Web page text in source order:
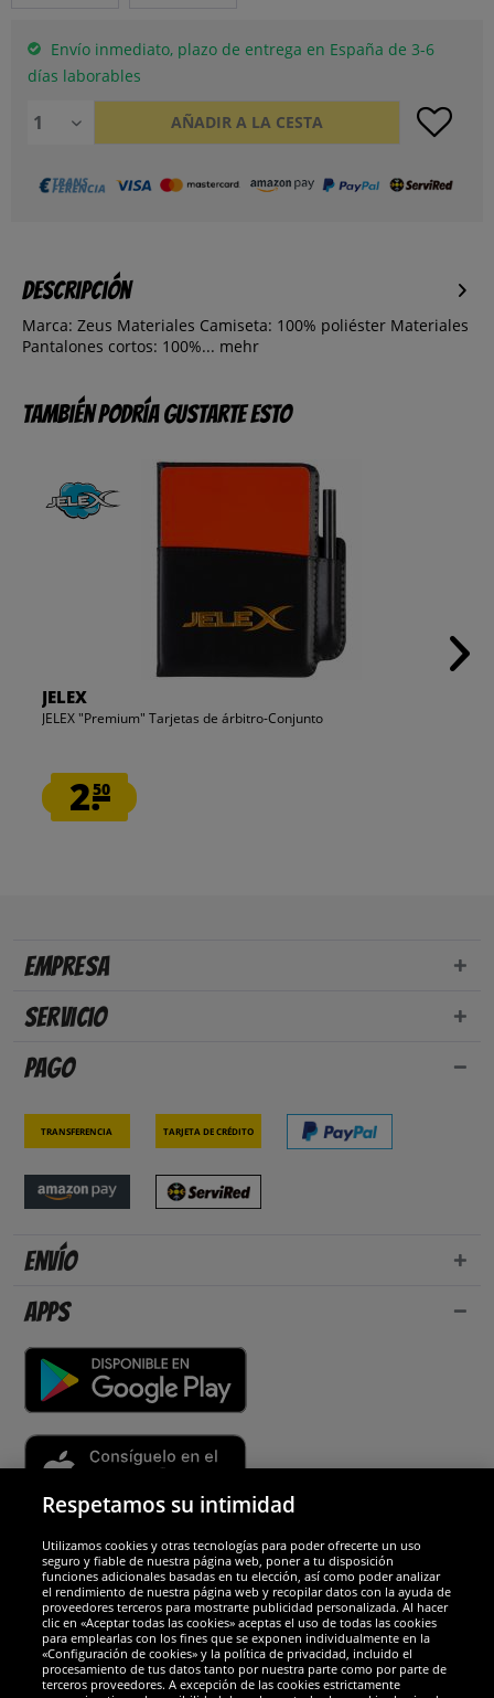
Envío inmediato, plazo de entrega en España de 3-6
días laborables
AÑADIR A LA CESTA
Descripción
Marca: Zeus Materiales Camiseta: 100% poliéster Materiales
Pantalones cortos: 100%... mehr
También podría gustarte esto
JELEX
JELEX "Premium" Tarjetas de árbitro-Conjunto
2.50
Empresa
Servicio
Pago
Transferencia Tarjeta de crédito
Envío
Apps
Socios y seguridad
Galardones
Respetamos su intimidad
Utilizamos cookies y otras tecnologías para poder ofrecerte un uso
seguro y fiable de nuestra página web, poner a tu disposición
funciones adicionales basadas en tu elección, así como poder analizar
el rendimiento de nuestra página web y recopilar datos con la ayuda de
proveedores terceros para mostrarte publicidad personalizada. Al hacer
clic en «Aceptar todas las cookies» aceptas el uso de todas las cookies
para emplearlas con los fines que se exponen individualmente en la
«Configuración de cookies» y la política de privacidad, incluido el
procesamiento de tus datos tanto por nuestra parte como por parte de
terceros proveedores. A excepción de las cookies estrictamente